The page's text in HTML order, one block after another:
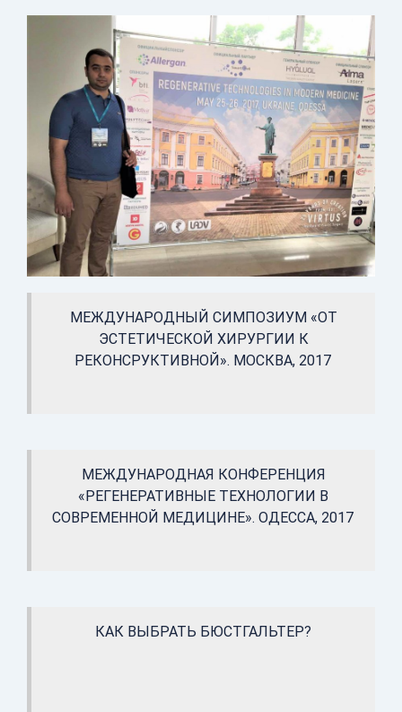
МЕЖДУНАРОДНЫЙ СИМПОЗИУМ «ОТ
ЭСТЕТИЧЕСКОЙ ХИРУРГИИ К
РЕКОНСРУКТИВНОЙ». МОСКВА, 2017
МЕЖДУНАРОДНАЯ КОНФЕРЕНЦИЯ
«РЕГЕНЕРАТИВНЫЕ ТЕХНОЛОГИИ В
СОВРЕМЕННОЙ МЕДИЦИНЕ». ОДЕССА, 2017
КАК ВЫБРАТЬ БЮСТГАЛЬТЕР?